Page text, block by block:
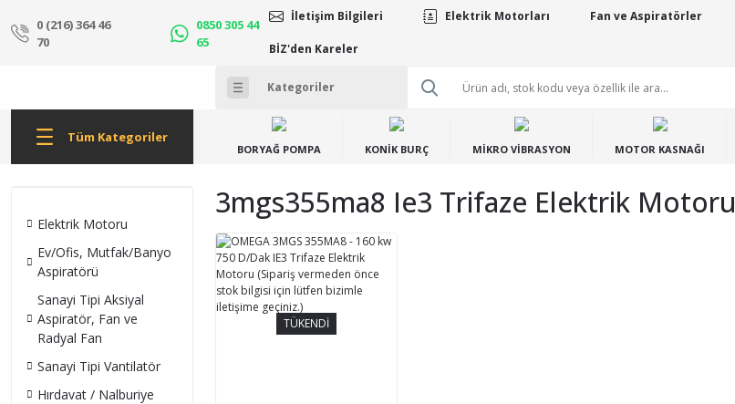
0 (216) 364 46
70
0850 305 44
65
İletişim Bilgileri Elektrik Motorları Fan ve Aspiratörler
BİZ'den Kareler
Tüm Kategoriler
BORYAĞ POMPA KONİK BURÇ MİKRO VİBRASYON MOTOR KASNAĞI
Elektrik Motoru
Ev/Ofis, Mutfak/Banyo
Aspiratörü
Sanayi Tipi Aksiyal
Aspiratör, Fan ve
Radyal Fan
Sanayi Tipi Vantilatör
Hırdavat / Nalburiye
3mgs355ma8 Ie3 Trifaze Elektrik Motoru
TÜKENDİ